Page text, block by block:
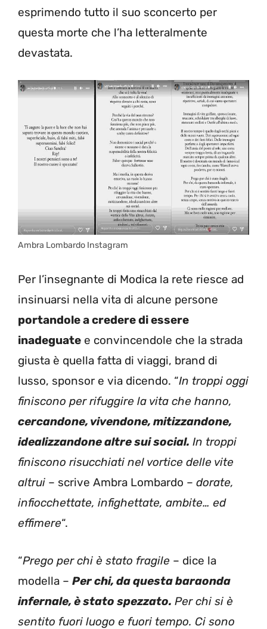
esprimendo tutto il suo sconcerto per
questa morte che l’ha letteralmente
devastata.
Ambra Lombardo Instagram
Per l’insegnante di Modica la rete riesce ad
insinuarsi nella vita di alcune persone
portandole a credere di essere
inadeguate e convincendole che la strada
giusta è quella fatta di viaggi, brand di
lusso, sponsor e via dicendo. “In troppi oggi
finiscono per rifuggire la vita che hanno,
cercandone, vivendone, mitizzandone,
idealizzandone altre sui social. In troppi
finiscono risucchiati nel vortice delle vite
altrui – scrive Ambra Lombardo – dorate,
infiocchettate, infighettate, ambite… ed
effimere“.
“Prego per chi è stato fragile – dice la
modella – Per chi, da questa baraonda
infernale, è stato spezzato. Per chi si è
sentito fuori luogo e fuori tempo. Ci sono